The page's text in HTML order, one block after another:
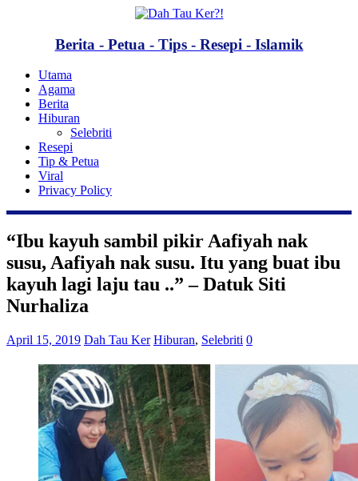
Berita - Petua - Tips - Resepi - Islamik
Utama
Agama
Berita
Hiburan
Selebriti
Resepi
Tip & Petua
Viral
Privacy Policy
“Ibu kayuh sambil pikir Aafiyah nak
susu, Aafiyah nak susu. Itu yang buat ibu
kayuh lagi laju tau ..” – Datuk Siti
Nurhaliza
April 15, 2019 Dah Tau Ker Hiburan, Selebriti 0